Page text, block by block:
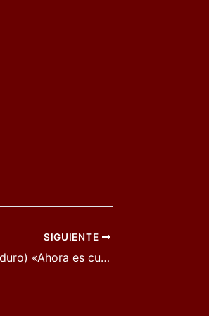
SIGUIENTE
La gira de Robe Iniesta (Extremoduro) «Ahora es cuando» llega a Alcázar de San Juan el día 3 de septiembre